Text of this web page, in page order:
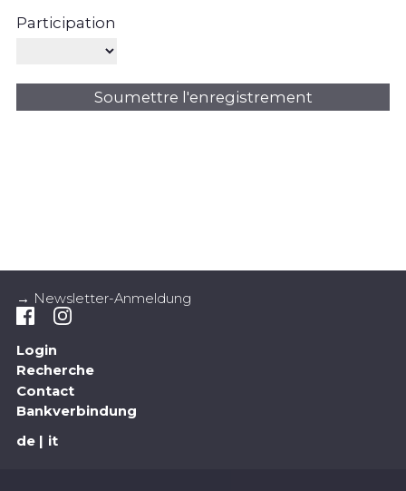
Participation
Soumettre l'enregistrement
→ Newsletter-Anmeldung
Login
Recherche
Contact
Bankverbindung
de
it